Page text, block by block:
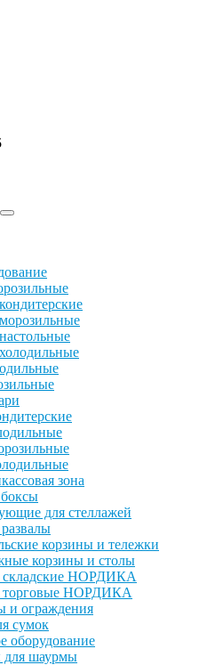
зона
для стеллажей
корзины и тележки
корзины и столы
складские НОРДИКА
торговые НОРДИКА
и ограждения
сумок
оборудование
для шаурмы